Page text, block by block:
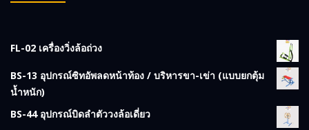
FL-02 เครื่องวิ่งล้อถ่วง
BS-13 อุปกรณ์ซิทอัพลดหน้าท้อง / บริหารขา-เข่า (แบบยกตุ้ม
น้ำหนัก)
BS-44 อุปกรณ์บิดลำตัววงล้อเดี่ยว